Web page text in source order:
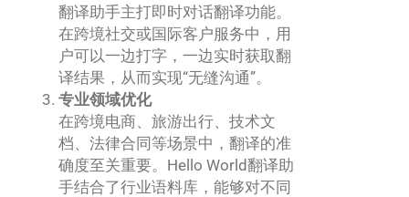
翻译助手主打即时对话翻译功能。
在跨境社交或国际客户服务中，用
户可以一边打字，一边实时获取翻
译结果，从而实现“无缝沟通”。
专业领域优化
在跨境电商、旅游出行、技术文
档、法律合同等场景中，翻译的准
确度至关重要。Hello World翻译助
手结合了行业语料库，能够对不同